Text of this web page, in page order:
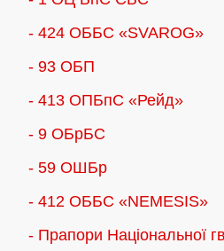
- 424 ОББС «SVAROG»
- 93 ОБП
- 413 ОПБпС «Рейд»
- 9 ОБрБС
- 59 ОШБр
- 412 ОББС «NEMESIS»
- Прапори Національної